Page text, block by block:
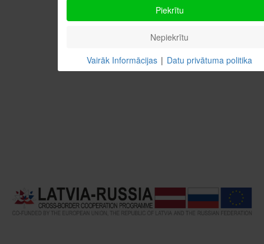
Piekrītu
Nepiekrītu
Vairāk Informācijas | Datu privātuma politika